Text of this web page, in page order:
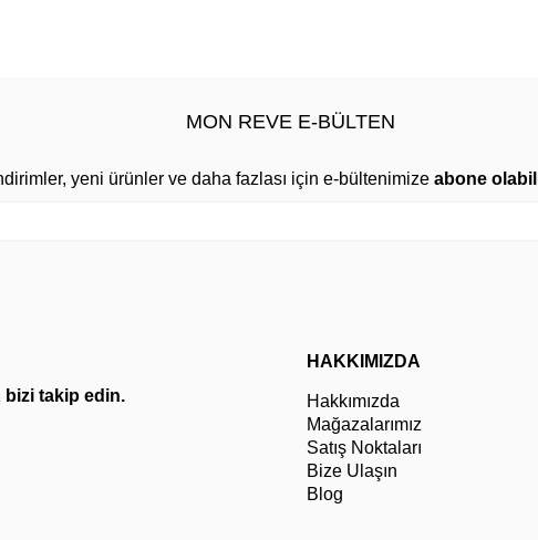
MON REVE E-BÜLTEN
yeni ürünler ve daha fazlası için e-bültenimize abone
bizi takip edin.
HAKKIMIZDA
Hakkımızda
Mağazalarımız
Satış Noktaları
Bize Ulaşın
Blog